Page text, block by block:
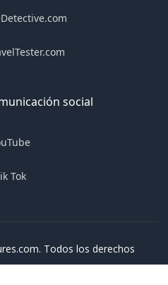
social
Tok
Todos los derechos